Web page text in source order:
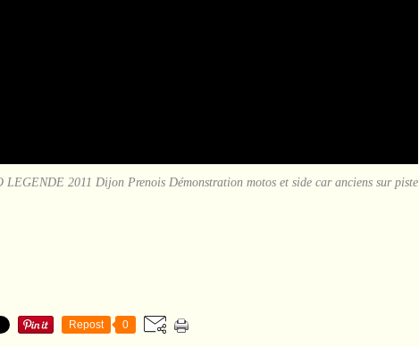
LEGENDE 2011 Dijon Prenois Démonstration motos et side car anciens sur piste
Repost 0